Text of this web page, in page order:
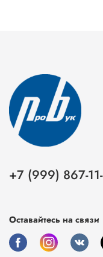
+7 (999) 867-
Оставайтесь на связи